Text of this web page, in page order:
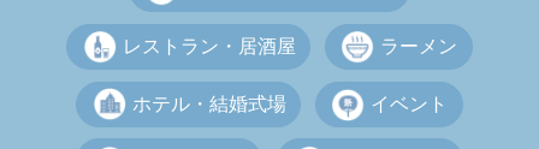
レストラン・居酒屋 ラーメン
ホテル・結婚式場 イベント